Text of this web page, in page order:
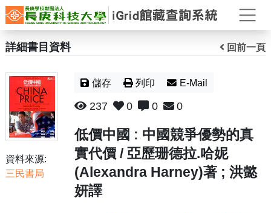
打
詳細書目資料 回前一頁
資料來源:
三民書局
儲存 列印 E-Mail
237 0 0 0
低價中國 : 中國競爭優勢的真
實代價 / 亞歷珊德拉.哈妮
(Alexandra Harney)著 ; 洪懿
妍譯